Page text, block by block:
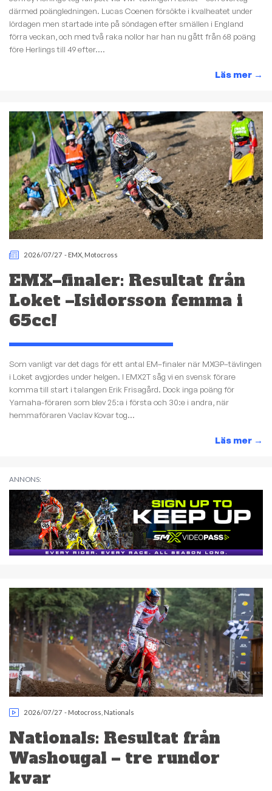
därmed poängledningen. Lucas Coenen försökte i kvalheatet under
lördagen men startade inte på söndagen efter smällen i England
förra veckan, och med två raka nollor har han nu gått från 68 poäng
före Herlings till 49 efter....
Läs mer →
2026/07/27 - EMX Motocross
EMX–finaler: Resultat från
Loket –Isidorsson femma i
65cc!
Som vanligt var det dags för ett antal EM–finaler när MXGP–tävlingen
i Loket avgjordes under helgen. I EMX2T såg vi en svensk förare
komma till start i talangen Erik Frisagård. Dock inga poäng för
Yamaha-föraren som blev 25:a i första och 30:e i andra, när
hemmaföraren Vaclav Kovar tog...
Läs mer →
ANNONS:
2026/07/27 - Motocross Nationals
Nationals: Resultat från
Washougal – tre rundor
kvar